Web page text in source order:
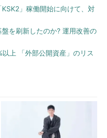
」稼働開始に向けて、対
を刷新したのか? 運用改善の
上 「外部公開資産」のリス